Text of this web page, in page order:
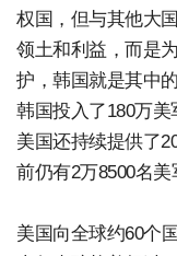
权国，但与其他大
领土和利益，而是
护，韩国就是其中
韩国投入了180万美
美国还持续提供了
前仍有2万8500名美
美国向全球约60个